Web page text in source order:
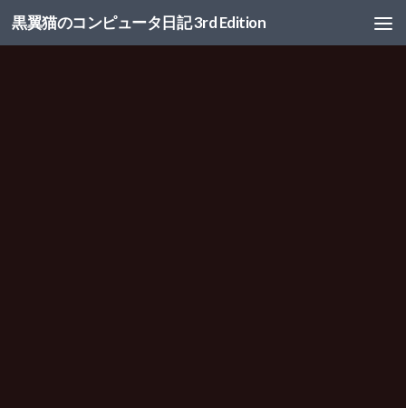
コンテンツへスキップ
黒翼猫のコンピュータ日記 3rd Edition